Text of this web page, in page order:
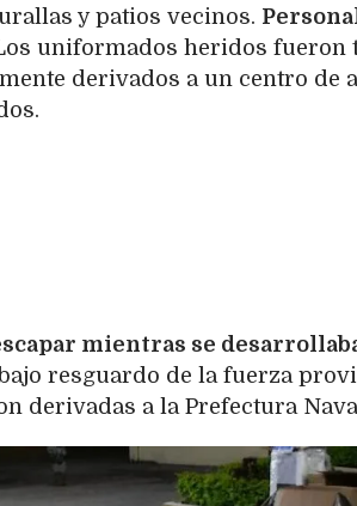
y patios vecinos.
uniformados heridos fueron
derivados a un centro de
mientras se
resguardo de la fuerza
derivadas a la Prefectura